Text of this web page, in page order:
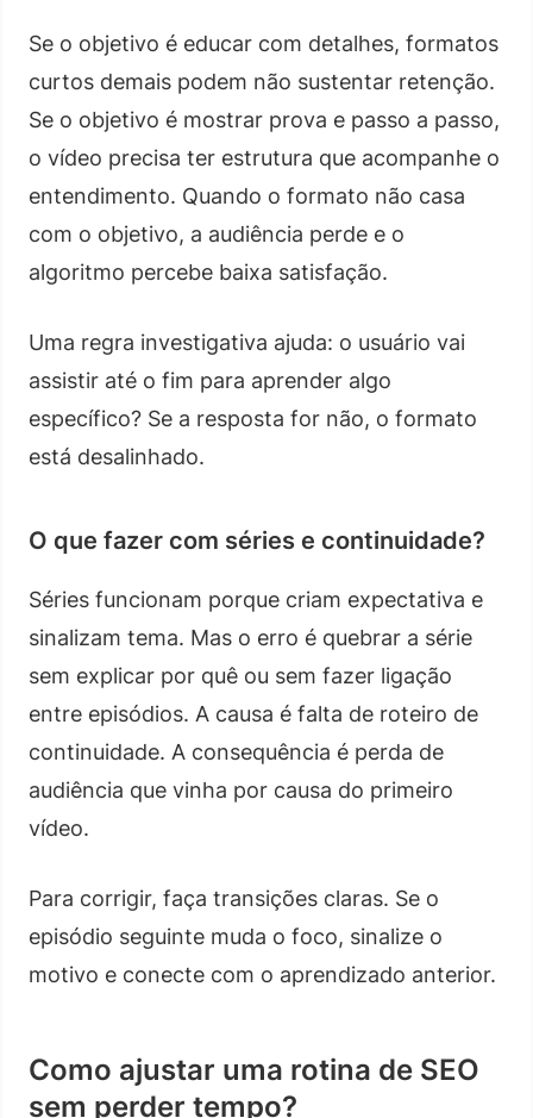
Se o objetivo é educar com detalhes, formatos
curtos demais podem não sustentar retenção.
Se o objetivo é mostrar prova e passo a passo,
o vídeo precisa ter estrutura que acompanhe o
entendimento. Quando o formato não casa
com o objetivo, a audiência perde e o
algoritmo percebe baixa satisfação.
Uma regra investigativa ajuda: o usuário vai
assistir até o fim para aprender algo
específico? Se a resposta for não, o formato
está desalinhado.
O que fazer com séries e continuidade?
Séries funcionam porque criam expectativa e
sinalizam tema. Mas o erro é quebrar a série
sem explicar por quê ou sem fazer ligação
entre episódios. A causa é falta de roteiro de
continuidade. A consequência é perda de
audiência que vinha por causa do primeiro
vídeo.
Para corrigir, faça transições claras. Se o
episódio seguinte muda o foco, sinalize o
motivo e conecte com o aprendizado anterior.
Como ajustar uma rotina de SEO
sem perder tempo?